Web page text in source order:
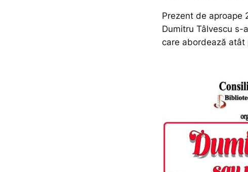
Prezent de aproape
Dumitru Tâlvescu
care abordează atât